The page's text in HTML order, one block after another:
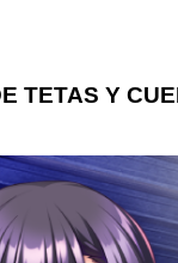
TETAS Y